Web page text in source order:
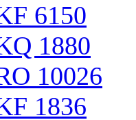
6150
1880
10026
1836